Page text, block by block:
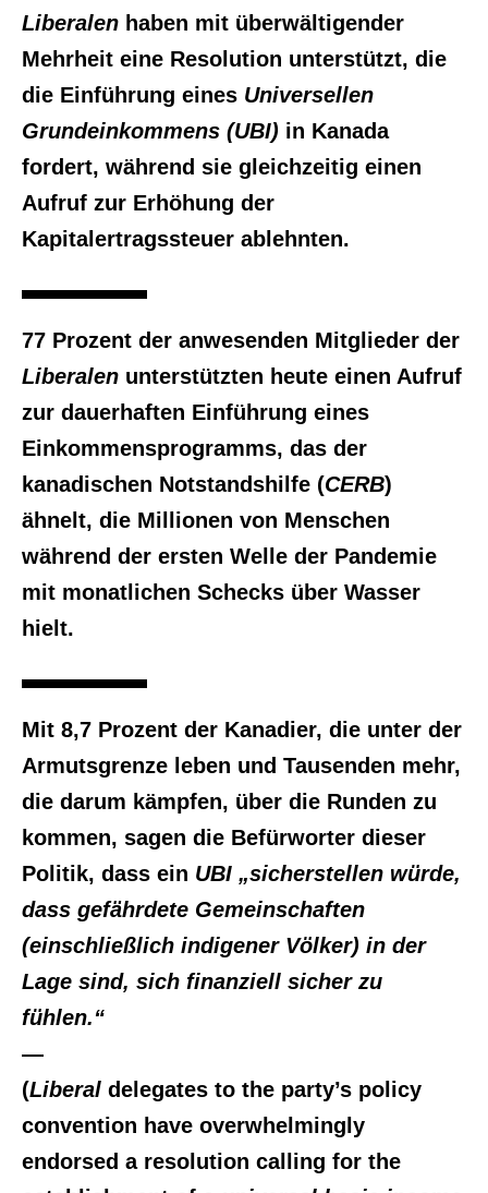
Liberalen haben mit überwältigender
Mehrheit eine Resolution unterstützt, die
die Einführung eines Universellen
Grundeinkommens (UBI) in Kanada
fordert, während sie gleichzeitig einen
Aufruf zur Erhöhung der
Kapitalertragssteuer ablehnten.
77 Prozent der anwesenden Mitglieder der
Liberalen unterstützten heute einen Aufruf
zur dauerhaften Einführung eines
Einkommensprogramms, das der
kanadischen Notstandshilfe (CERB)
ähnelt, die Millionen von Menschen
während der ersten Welle der Pandemie
mit monatlichen Schecks über Wasser
hielt.
Mit 8,7 Prozent der Kanadier, die unter der
Armutsgrenze leben und Tausenden mehr,
die darum kämpfen, über die Runden zu
kommen, sagen die Befürworter dieser
Politik, dass ein UBI „sicherstellen würde,
dass gefährdete Gemeinschaften
(einschließlich indigener Völker) in der
Lage sind, sich finanziell sicher zu
fühlen.“
—
(Liberal delegates to the party’s policy
convention have overwhelmingly
endorsed a resolution calling for the